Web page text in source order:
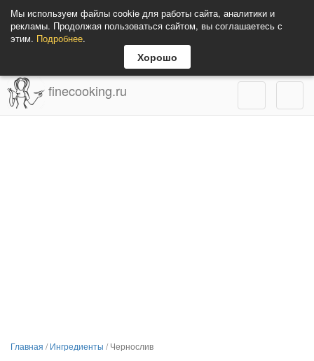
Мы используем файлы cookie для работы сайта, аналитики и
рекламы. Продолжая пользоваться сайтом, вы соглашаетесь с
этим. Подробнее.
Хорошо
finecooking.ru
Главная /Ингредиенты /Чернослив